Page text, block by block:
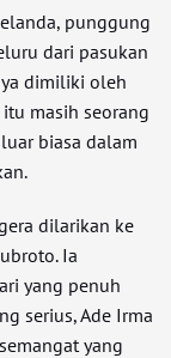
punggung
dari pasukan
dimiliki oleh
masih seorang
biasa dalam
dilarikan ke
Ia
yang penuh
serius, Ade Irma
yang